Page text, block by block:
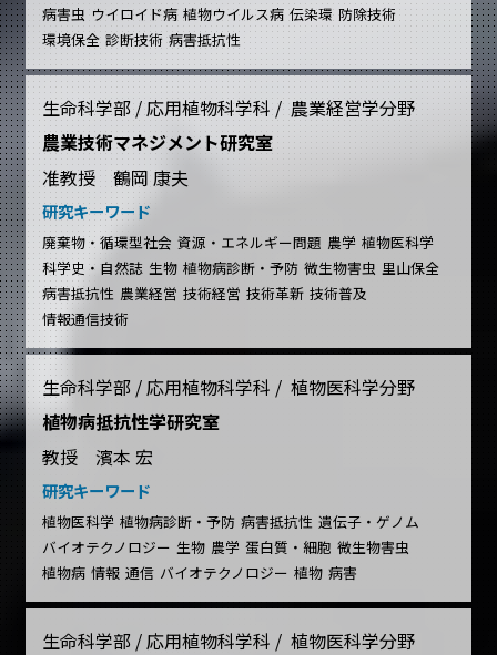
病害虫 ウイロイド病 植物ウイルス病 伝染環 防除技術
環境保全 診断技術 病害抵抗性
生命科学部 / 応用植物科学科 / 農業経営学分野
農業技術マネジメント研究室
准教授 鶴岡 康夫
研究キーワード
廃棄物・循環型社会 資源・エネルギー問題 農学 植物医科学
科学史・自然誌 生物 植物病診断・予防 微生物害虫 里山保全
病害抵抗性 農業経営 技術経営 技術革新 技術普及
情報通信技術
生命科学部 / 応用植物科学科 / 植物医科学分野
植物病抵抗性学研究室
教授 濱本 宏
研究キーワード
植物医科学 植物病診断・予防 病害抵抗性 遺伝子・ゲノム
バイオテクノロジー 生物 農学 蛋白質・細胞 微生物害虫
植物病 情報 通信 バイオテクノロジー 植物 病害
生命科学部 / 応用植物科学科 / 植物医科学分野